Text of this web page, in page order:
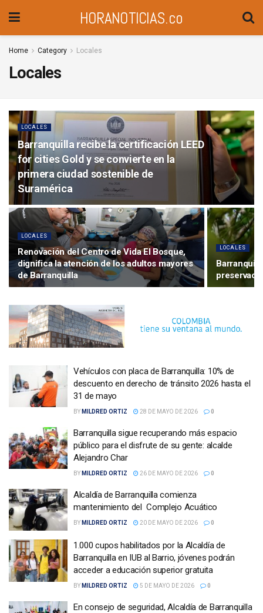
HORANOTICIAS.co
Home Category Locales
Locales
LOCALES
Barranquilla recibe la certificación LEED
for cities Gold y se convierte en la
primera ciudad sostenible de
Suramérica
LOCALES
Renovación del Centro de Vida El Bosque,
dignifica la atención de los adultos mayores
de Barranquilla
LOCALES
Vehículos con placa de Barranquilla: 10% de
descuento en derecho de tránsito 2026 hasta el
31 de mayo
BY MILDRED ORTIZ 28 DE MAYO DE 2026 0
Barranquilla sigue recuperando más espacio
público para el disfrute de su gente: alcalde
Alejandro Char
BY MILDRED ORTIZ 26 DE MAYO DE 2026 0
Alcaldía de Barranquilla comienza
mantenimiento del Complejo Acuático
BY MILDRED ORTIZ 20 DE MAYO DE 2026 0
1.000 cupos habilitados por la Alcaldía de
Barranquilla en IUB al Barrio, jóvenes podrán
acceder a educación superior gratuita
BY MILDRED ORTIZ 5 DE MAYO DE 2026 0
En consejo de seguridad, Alcaldía de Barranquilla